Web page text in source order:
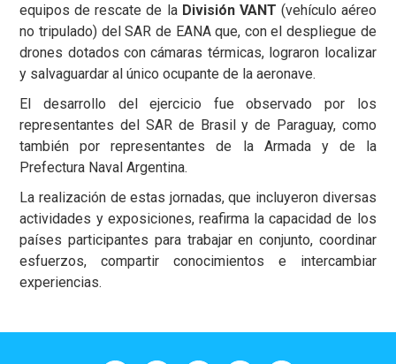
equipos de rescate de la División VANT (vehículo aéreo
no tripulado) del SAR de EANA que, con el despliegue de
drones dotados con cámaras térmicas, lograron localizar
y salvaguardar al único ocupante de la aeronave.
El desarrollo del ejercicio fue observado por los
representantes del SAR de Brasil y de Paraguay, como
también por representantes de la Armada y de la
Prefectura Naval Argentina.
La realización de estas jornadas, que incluyeron diversas
actividades y exposiciones, reafirma la capacidad de los
países participantes para trabajar en conjunto, coordinar
esfuerzos, compartir conocimientos e intercambiar
experiencias.